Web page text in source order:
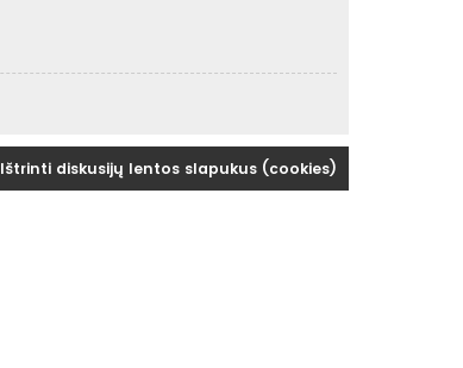
Ištrinti diskusijų lentos slapukus (cookies)